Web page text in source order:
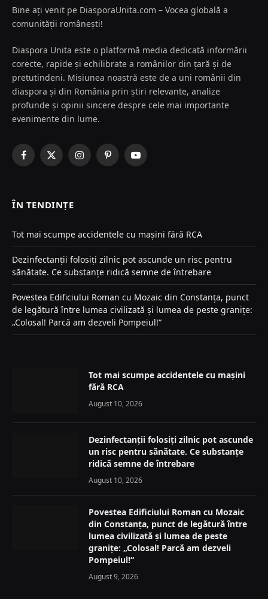
Bine ați venit pe DiasporaUnita.com – Vocea globală a
comunității românești!
Diaspora Unita este o platformă media dedicată informării
corecte, rapide și echilibrate a românilor din țară și de
pretutindeni. Misiunea noastră este de a uni românii din
diaspora și din România prin știri relevante, analize
profunde și opinii sincere despre cele mai importante
evenimente din lume.
Facebook
X
InstagramPinterestYouTube
ÎN TENDINȚE
Tot mai scumpe accidentele cu mașini fără RCA
Dezinfectanții folosiți zilnic pot ascunde un risc pentru
sănătate. Ce substanțe ridică semne de întrebare
Povestea Edificiului Roman cu Mozaic din Constanța, punct
de legătură între lumea civilizată și lumea de peste granițe:
„Colosal! Parcă am dezveli Pompeiul!“
Tot mai scumpe accidentele cu mașini
fără RCA
August 10, 2026
Dezinfectanții folosiți zilnic pot ascunde
un risc pentru sănătate. Ce substanțe
ridică semne de întrebare
August 10, 2026
Povestea Edificiului Roman cu Mozaic
din Constanța, punct de legătură între
lumea civilizată și lumea de peste
granițe: „Colosal! Parcă am dezveli
Pompeiul!“
August 9, 2026